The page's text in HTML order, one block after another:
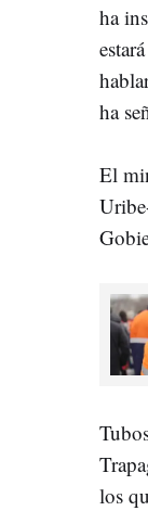
ha
ha
El
los